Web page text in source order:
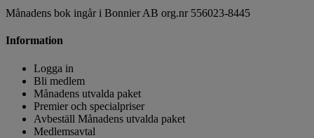
Månadens bok ingår i Bonnier AB org.nr 556023-8445
Information
Logga in
Bli medlem
Månadens utvalda paket
Premier och specialpriser
Avbeställ Månadens utvalda paket
Medlemsavtal